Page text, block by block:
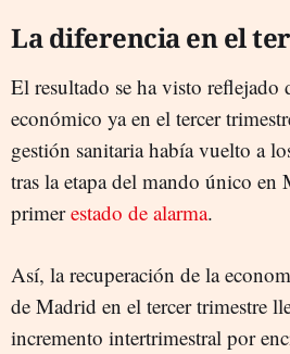
La diferencia en el
El resultado se ha visto reflejado
económico ya en el tercer
gestión sanitaria había vuelto a
tras la etapa del mando único en
primerestado de alarma.
Así, la recuperación de la
de Madrid en el tercer trimestre
incremento intertrimestral por